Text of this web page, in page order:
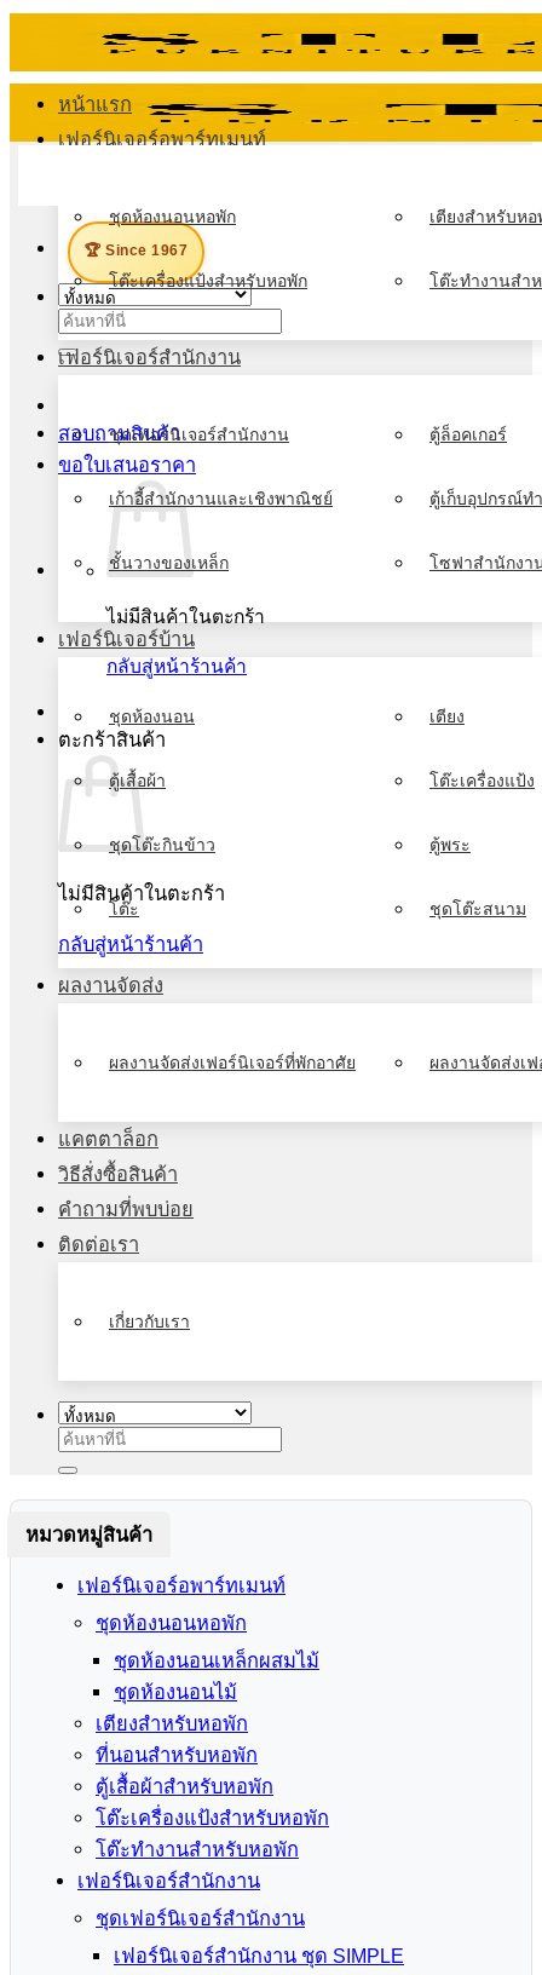
ยัง
เนื้อหา
🏆 Since 1967
ค้นหา:
สอบถามสินค้า
ขอใบเสนอราคา
ไม่มีสินค้าในตะกร้า
กลับสู่หน้าร้านค้า
ตะกร้าสินค้า
ไม่มีสินค้าในตะกร้า
กลับสู่หน้าร้านค้า
หน้าแรก
เฟอร์นิเจอร์อพาร์ทเมนท์
ชุดห้องนอนหอพัก เตียงสำหรับหอ
โต๊ะเครื่องแป้งสำหรับหอพัก โต๊ะทำงานสำ
เฟอร์นิเจอร์สำนักงาน
ชุดเฟอร์นิเจอร์สำนักงาน ตู้ล็อคเกอร์
เก้าอี้สำนักงานและเชิงพาณิชย์ ตู้เก็บอุปกรณ์ท
ชั้นวางของเหล็ก โซฟาสำนักงา
เฟอร์นิเจอร์บ้าน
ชุดห้องนอน เตียง
ตู้เสื้อผ้า โต๊ะเครื่องแป้ง
ชุดโต๊ะกินข้าว ตู้พระ
โต๊ะ ชุดโต๊ะสนาม
ผลงานจัดส่ง
ผลงานจัดส่งเฟอร์นิเจอร์ที่พักอาศัย ผลงานจัดส่งเ
แคตตาล็อก
วิธีสั่งซื้อสินค้า
คำถามที่พบบ่อย
ติดต่อเรา
เกี่ยวกับเรา
ค้นหา:
หมวดหมู่สินค้า
เฟอร์นิเจอร์อพาร์ทเมนท์
ชุดห้องนอนหอพัก
ชุดห้องนอนเหล็กผสมไม้
ชุดห้องนอนไม้
เตียงสำหรับหอพัก
ที่นอนสำหรับหอพัก
ตู้เสื้อผ้าสำหรับหอพัก
โต๊ะเครื่องแป้งสำหรับหอพัก
โต๊ะทำงานสำหรับหอพัก
เฟอร์นิเจอร์สำนักงาน
ชุดเฟอร์นิเจอร์สำนักงาน
เฟอร์นิเจอร์สำนักงาน ชุด SIMPLE